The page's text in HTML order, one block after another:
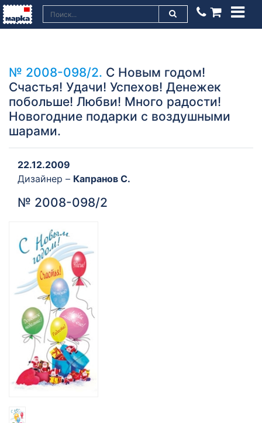
№ 2008-098/2. С Новым годом!
Счастья! Удачи! Успехов! Денежек
побольше! Любви! Много радости!
Новогодние подарки с воздушными
шарами.
22.12.2009
Дизайнер – Капранов С.
№ 2008-098/2